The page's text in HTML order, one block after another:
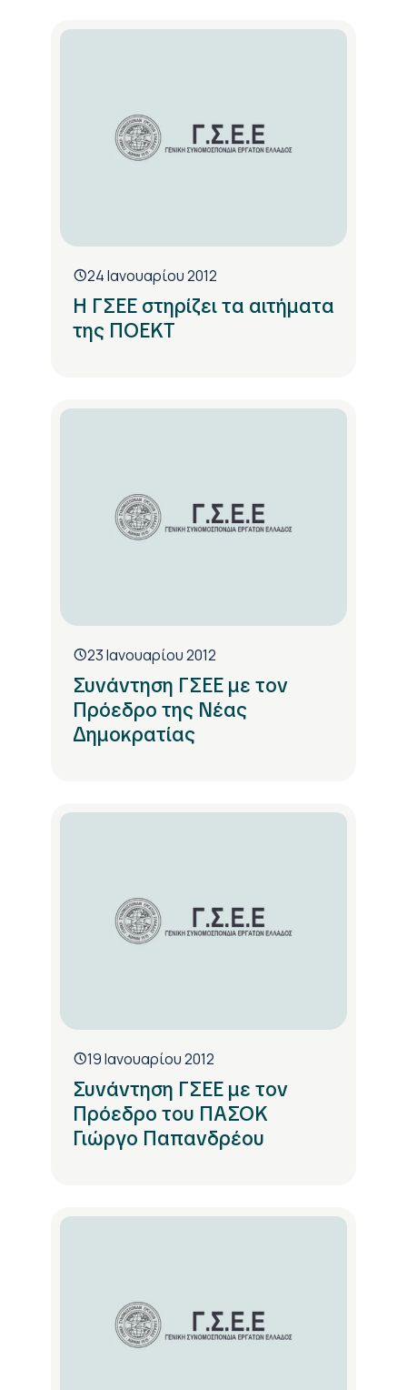
24 Ιανουαρίου 2012
Η ΓΣΕΕ στηρίζει τα αιτήματα
της ΠΟΕΚΤ
23 Ιανουαρίου 2012
Συνάντηση ΓΣΕΕ με τον
Πρόεδρο της Νέας
Δημοκρατίας
19 Ιανουαρίου 2012
Συνάντηση ΓΣΕΕ με τον
Πρόεδρο του ΠΑΣΟΚ
Γιώργο Παπανδρέου